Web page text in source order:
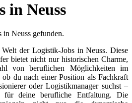
in Neuss
in Neuss gefunden.
der Logistik-Jobs in Neuss. Diese
bietet nicht nur historischen Charme,
von beruflichen Möglichkeiten im
du nach einer Position als Fachkraft
oder Logistikmanager suchst –
deine berufliche Entfaltung. Die